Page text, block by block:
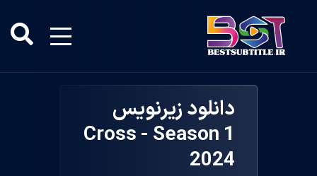
دانلود زیرنویس
Cross - Season 1
2024